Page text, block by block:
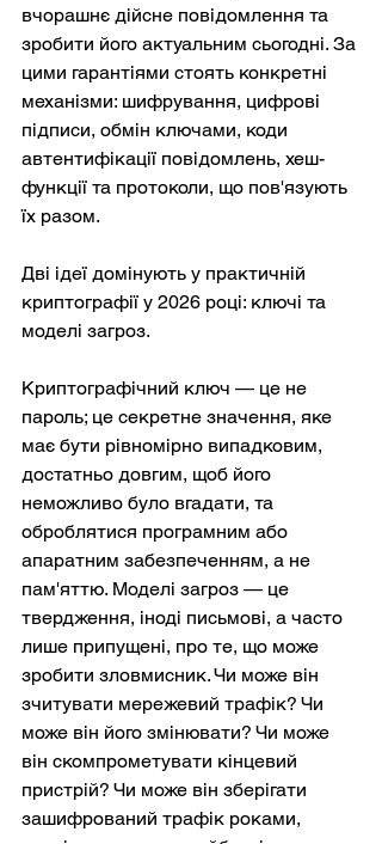
вчорашнє дійсне повідомлення та
зробити його актуальним сьогодні. За
цими гарантіями стоять конкретні
механізми: шифрування, цифрові
підписи, обмін ключами, коди
автентифікації повідомлень, хеш-
функції та протоколи, що пов'язують
їх разом.
Дві ідеї домінують у практичній
криптографії у 2026 році: ключі та
моделі загроз.
Криптографічний ключ — це не
пароль; це секретне значення, яке
має бути рівномірно випадковим,
достатньо довгим, щоб його
неможливо було вгадати, та
оброблятися програмним або
апаратним забезпеченням, а не
пам'яттю. Моделі загроз — це
твердження, іноді письмові, а часто
лише припущені, про те, що може
зробити зловмисник. Чи може він
зчитувати мережевий трафік? Чи
може він його змінювати? Чи може
він скомпрометувати кінцевий
пристрій? Чи може він зберігати
зашифрований трафік роками,